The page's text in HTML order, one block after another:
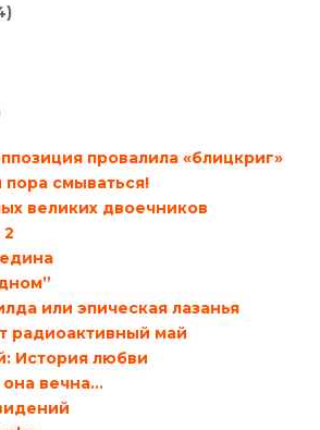
провалила «блицкриг»
смываться!
великих двоечников
или эпическая лазанья
радиоактивный май
История любви
вечна...